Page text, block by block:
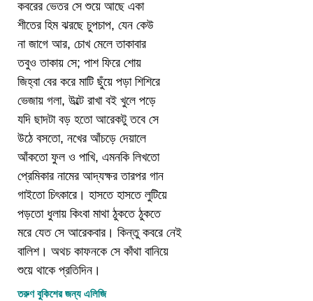
কবরের ভেতর সে শুয়ে আছে একা
শীতের হিম ঝরছে চুপচাপ, যেন কেউ
না জাগে আর, চোখ মেলে তাকাবার
তবুও তাকায় সে; পাশ ফিরে শোয়
জিহ্বা বের করে মাটি ছুঁয়ে পড়া শিশিরে
ভেজায় গলা, উল্টে রাখা বই খুলে পড়ে
যদি ছাদটা বড় হতো আরেকটু তবে সে
উঠে বসতো, নখের আঁচড়ে দেয়ালে
আঁকতো ফুল ও পাখি, এমনকি লিখতো
প্রেমিকার নামের আদ্যক্ষর তারপর গান
গাইতো চিৎকারে। হাসতে হাসতে লুটিয়ে
পড়তো ধুলায় কিংবা মাথা ঠুকতে ঠুকতে
মরে যেত সে আরেকবার। কিন্তু কবরে নেই
বালিশ। অথচ কাফনকে সে কাঁথা বানিয়ে
শুয়ে থাকে প্রতিদিন।
তরুণ বুকিশের জন্য এলিজি